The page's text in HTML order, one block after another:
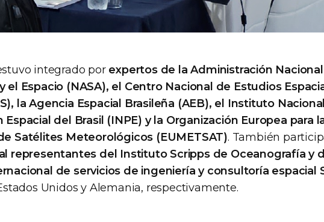
integrado por expertos de la Administración
el Espacio (NASA), el Centro Nacional de Estudios
la Agencia Espacial Brasileña (AEB), el Instituto
Espacial del Brasil (INPE) y la Organización Europea para
Satélites Meteorológicos (EUMETSAT). También
representantes del Instituto Scripps de Oceanografía y
de servicios de ingeniería y consultoría espacial
Unidos y Alemania, respectivamente.